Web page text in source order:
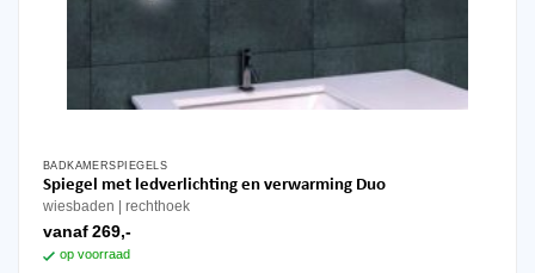
BADKAMERSPIEGELS
Spiegel met ledverlichting en verwarming Duo
wiesbaden rechthoek
vanaf 269,-
op voorraad
Dit
product